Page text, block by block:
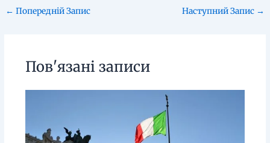
← Попередній Запис Наступний Запис →
Пов'язані записи